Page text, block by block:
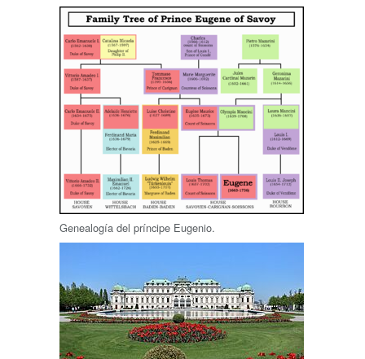
Genealogía del príncipe Eugenio.